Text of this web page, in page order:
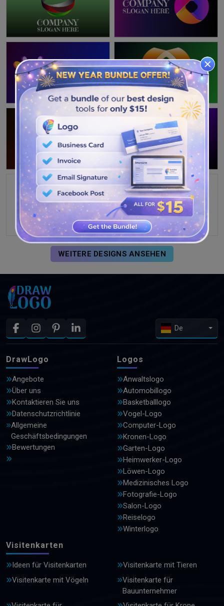
WEITERE DESIGNS ANSEHEN
De
DrawLogo
Angebote
Über uns
Kontaktieren Sie uns
Datenschutzrichtlinie
Allgemeine
Geschäftsbedingungen
Bewertungen
Logos
Anwaltslogo
Automobillogo
Basketballlogo
Vogel-Logo
Computer-Logo
Kronen-Logo
Garten-Logo
Heimwerker-Logo
Löwen-Logo
Medizinisches Logo
Fotografie-Logo
Salon-Logo
Reiselogo
Winterlogo
Visitenkarten
Ideen für Visitenkarten
Visitenkarte mit Tieren
Visitenkarte mit Vögeln
Visitenkarte für
Bauunternehmer